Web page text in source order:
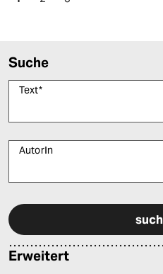
Suche
Text*
AutorIn
Erweitert